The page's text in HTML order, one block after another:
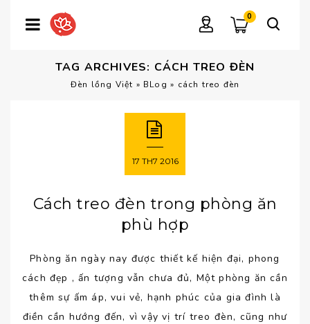
0
TAG ARCHIVES: CÁCH TREO ĐÈN
Đèn lồng Việt » BLog » cách treo đèn
17 TH7 2016
Cách treo đèn trong phòng ăn
phù hợp
Phòng ăn ngày nay được thiết kế hiện đại, phong
cách đẹp , ấn tượng vẫn chưa đủ, Một phòng ăn cần
thêm sự ấm áp, vui vẻ, hạnh phúc của gia đình là
điền cần hướng đến, vì vậy vị trí treo đèn, cũng như